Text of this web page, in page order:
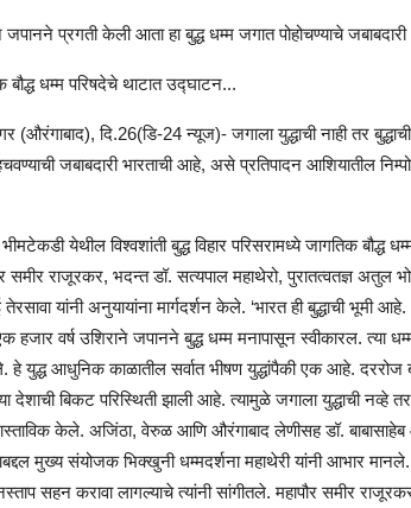
जपानने प्रगती केली आता हा बुद्ध धम्म जगात पोहोचण्याचे
बौद्ध धम्म परिषदेचे थाटात उद्घाटन...
(औरंगाबाद), दि.26(डि-24 न्यूज)- जगाला युद्धाची नाही तर
जबाबदारी भारताची आहे, असे प्रतिपादन आशियातील
येथील विश्वशांती बुद्ध विहार परिसरामध्ये जागतिक बौद्ध
समीर राजूरकर, भदन्त डॉ. सत्यपाल महाथेरो, पुरातत्वतज्ञ
यांनी अनुयायांना मार्गदर्शन केले. ‘भारत ही बुद्धाची भूमी आहे.
हजार वर्ष उशिराने जपानने बुद्ध धम्म मनापासून स्वीकारल. त्या
हे युद्ध आधुनिक काळातील सर्वात भीषण युद्धांपैकी एक आहे.
देशाची बिकट परिस्थिती झाली आहे. त्यामुळे जगाला युद्धाची नव्हे
केले. अजिंठा, वेरुळ आणि औरंगाबाद लेणीसह डॉ.
मुख्य संयोजक भिक्खुनी धम्मदर्शना महाथेरी यांनी आभार मानले.
सहन करावा लागल्याचे त्यांनी सांगीतले. महापौर समीर